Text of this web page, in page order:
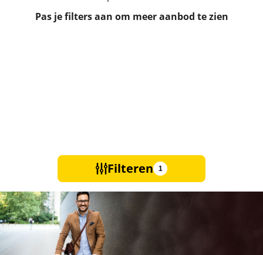
Pas je filters aan om meer aanbod te zien
Filteren 1